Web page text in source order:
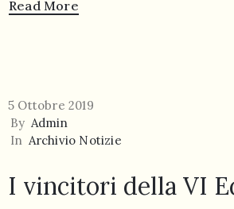
Read More
5 Ottobre 2019
By Admin
In Archivio Notizie
I vincitori della VI